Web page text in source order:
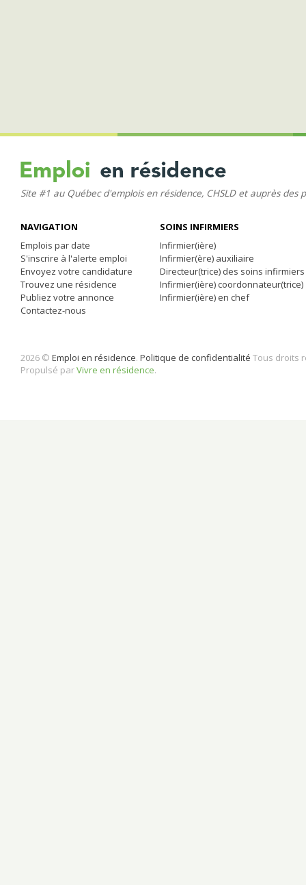
Site #1 au Québec d'emplois en résidence, CHSLD et auprès des
NAVIGATION
Emplois par date
S'inscrire à l'alerte emploi
Envoyez votre candidature
Trouvez une résidence
Publiez votre annonce
Contactez-nous
SOINS INFIRMIERS
Infirmier(ière)
Infirmier(ère) auxiliaire
Directeur(trice) des soins infirmiers
Infirmier(ière) coordonnateur(trice)
Infirmier(ière) en chef
2026 © Emploi en résidence. Politique de confidentialité Tous droits
Propulsé parVivre en résidence.